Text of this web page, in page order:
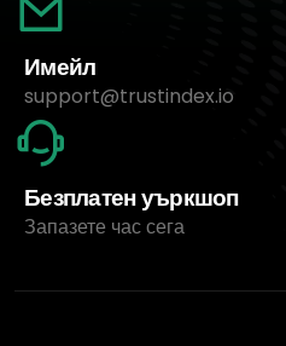
Имейл
support@trustindex.io
Безплатен уъркшоп
Запазете час сега